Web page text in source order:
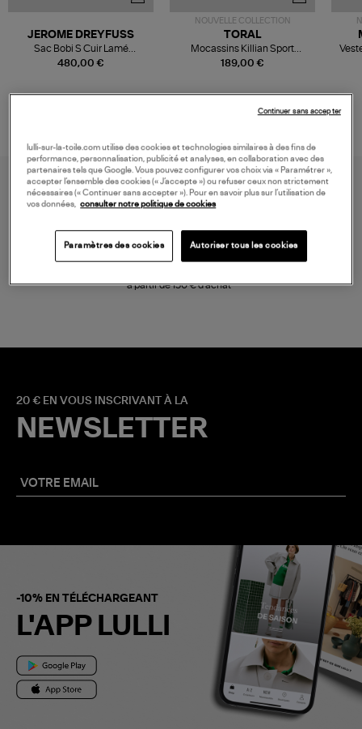
480,00 €
JEROME DREYFUSS
Sac Bobi S Cuir Lamé
Champagne
NOUVELLE COLLECTION
189,00 €
TORAL
Mocassins Killian Sport
Mousse
à partir de 150 € d'achat*
20 € EN VOUS INSCRIVANT À LA
NEWSLETTER
-10% EN TÉLÉCHARGEANT
L'APP LULLI
lulli-sur-la-toile.com utilise des cookies et technologies similaires à des fins de
performance, personnalisation, publicité et analyses, en collaboration avec des
partenaires tels que Google. Vous pouvez configurer vos choix via « Paramétrer »,
accepter l’ensemble des cookies (« J’accepte ») ou refuser ceux non strictement
nécessaires (« Continuer sans accepter »). Pour en savoir plus sur l’utilisation de
vos données, consulter notre politique de cookies
Paramètres des cookies Autoriser tous les cookies
Continuer sans accepter